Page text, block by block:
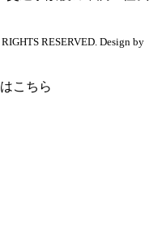
RESERVED. Design by